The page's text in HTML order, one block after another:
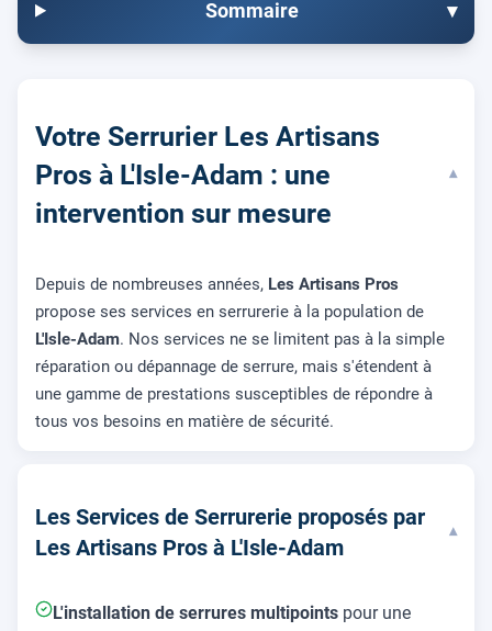
Sommaire ▾
Votre Serrurier Les Artisans
Pros à L'Isle-Adam : une
intervention sur mesure
▾
Depuis de nombreuses années, Les Artisans Pros
propose ses services en serrurerie à la population de
L'Isle-Adam. Nos services ne se limitent pas à la simple
réparation ou dépannage de serrure, mais s'étendent à
une gamme de prestations susceptibles de répondre à
tous vos besoins en matière de sécurité.
Les Services de Serrurerie proposés par
Les Artisans Pros à L'Isle-Adam
▾
L'installation de serrures multipoints pour une